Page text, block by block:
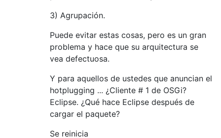
3) Agrupación.
Puede evitar estas cosas, pero es un gran
problema y hace que su arquitectura se
vea defectuosa.
Y para aquellos de ustedes que anuncian el
hotplugging ... ¿Cliente # 1 de OSGi?
Eclipse. ¿Qué hace Eclipse después de
cargar el paquete?
Se reinicia